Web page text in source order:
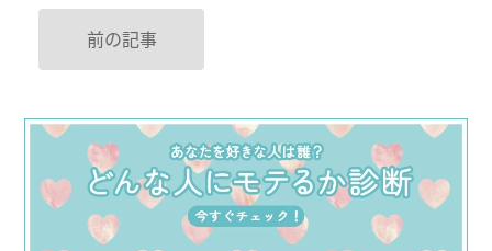
前の記事